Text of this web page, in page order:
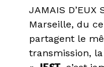
JAMAIS
Marseille, du
partagent le
transmission,